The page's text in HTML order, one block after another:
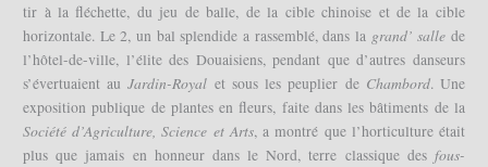
tir à la fléchette, du jeu de balle, de la cible chinoise et de la cible
horizontale. Le 2, un bal splendide a rassemblé, dans la grand’ salle de
l’hôtel-de-ville, l’élite des Douaisiens, pendant que d’autres danseurs
s’évertuaient auJardin-Royal et sous les peuplier de Chambord. Une
exposition publique de plantes en fleurs, faite dans les bâtiments de la
Société d’Agriculture, Science et Arts, a montré que l’horticulture était
plus que jamais en honneur dans le Nord, terre classique des fous-